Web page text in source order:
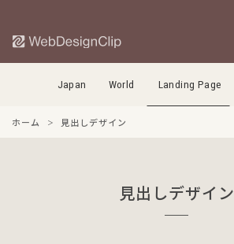
Japan World Landing Page
ホーム 見出しデザイン
見出しデザイン